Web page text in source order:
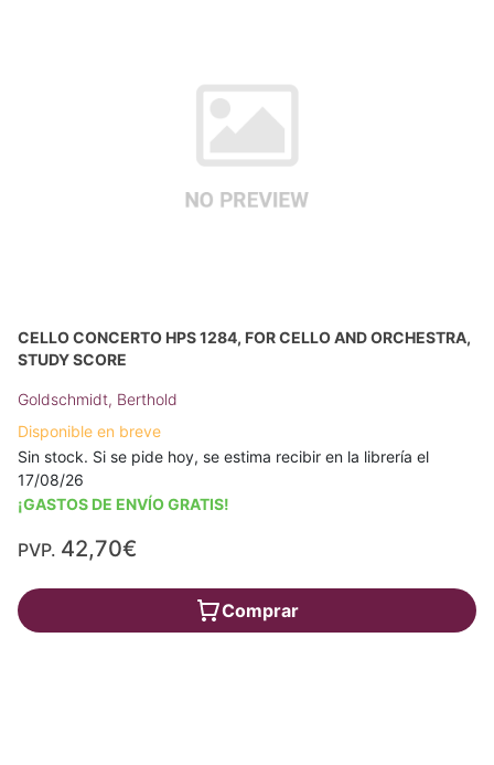
CELLO CONCERTO HPS 1284, FOR CELLO AND ORCHESTRA,
STUDY SCORE
Goldschmidt, Berthold
Disponible en breve
Sin stock. Si se pide hoy, se estima recibir en la librería el
17/08/26
¡GASTOS DE ENVÍO GRATIS!
PVP. 42,70€
Comprar